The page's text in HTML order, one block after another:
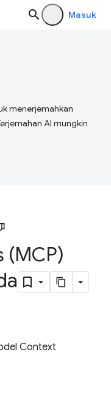
Masuk
menerjemahkan
AI mungkin
(MCP)
Context